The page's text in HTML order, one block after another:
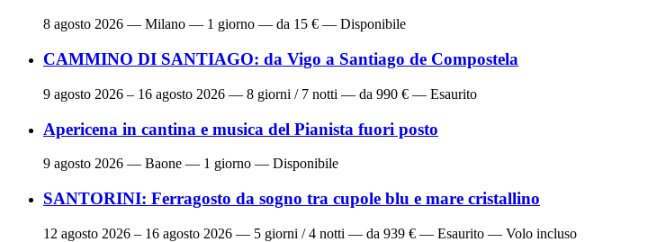
8 agosto 2026 — Milano — 1 giorno — da 15 € — Disponibile
CAMMINO DI SANTIAGO: da Vigo a Santiago de Compostela
9 agosto 2026 – 16 agosto 2026 — 8 giorni / 7 notti — da 990 € — Esaurito
Apericena in cantina e musica del Pianista fuori posto
9 agosto 2026 — Baone — 1 giorno — Disponibile
SANTORINI: Ferragosto da sogno tra cupole blu e mare cristallino
12 agosto 2026 – 16 agosto 2026 — 5 giorni / 4 notti — da 939 € — Esaurito — Volo incluso